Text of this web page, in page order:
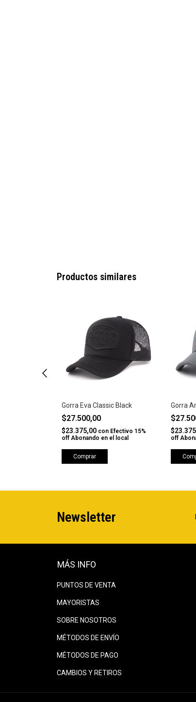
Productos similares
Gorra Eva Classic Black
$27.500,00
$23.375,00 con Efectivo 15%
off Abonando en el local
Comprar
Gorra
off
Newsletter
MÁS INFO
PUNTOS DE VENTA
MAYORISTAS
SOBRE NOSOTROS
MÉTODOS DE ENVÍO
MÉTODOS DE PAGO
CAMBIOS Y RETIROS